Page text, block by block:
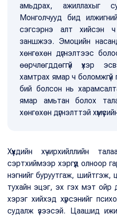
амьдрах, ажиллахыг
Монголчууд бид
сэгсэрнэ алт хийсэн
заншжээ. Эмоцийн насанд
хөнгөхөн дүгнэлтээс
өөрчлөгддөггүй үхэр
хамтрах ямар ч
бий болсон нь
ямар амьтан болох
хөнгөхөн дүгнэлттэй
Хүүхдийн хүчирхийллийн
сэртхиймээр хэргүүд олноор
нэгнийг буруутгаж, шийтгэж,
тухайн эцэг, эх гэх мэт ойр
хэрэг хийхэд хүрсэнийг
судалж үзээсэй. Цаашид